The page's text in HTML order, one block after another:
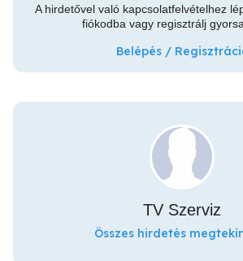
A hirdetővel való kapcsolatfelvételhez
fiókodba vagy regisztrálj
Belépés /
TV Szerviz
Összes hirdetés